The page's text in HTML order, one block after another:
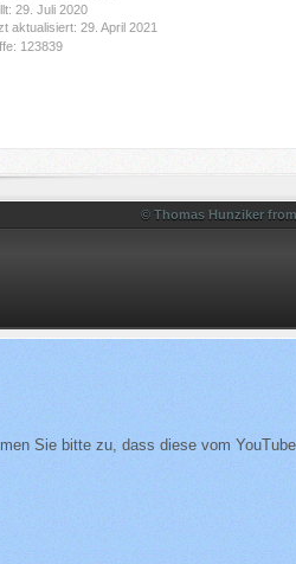
29. Juli 2020
aktualisiert: 29. April 2021
123839
© Thomas Hunziker
Sie bitte zu, dass diese vom